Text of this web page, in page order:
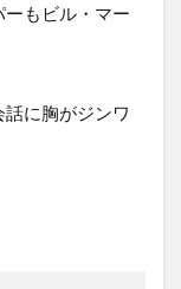
もビル・マー
に胸がジンワ